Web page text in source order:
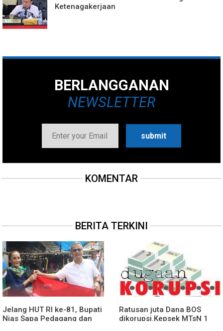
Ketenagakerjaan
BERLANGGANAN
NEWSLETTER
KOMENTAR
BERITA TERKINI
Jelang HUT RI ke-81, Bupati
Nias Sapa Pedagang dan
Ratusan juta Dana BOS
dikorupsi.Kepsek MTsN 1